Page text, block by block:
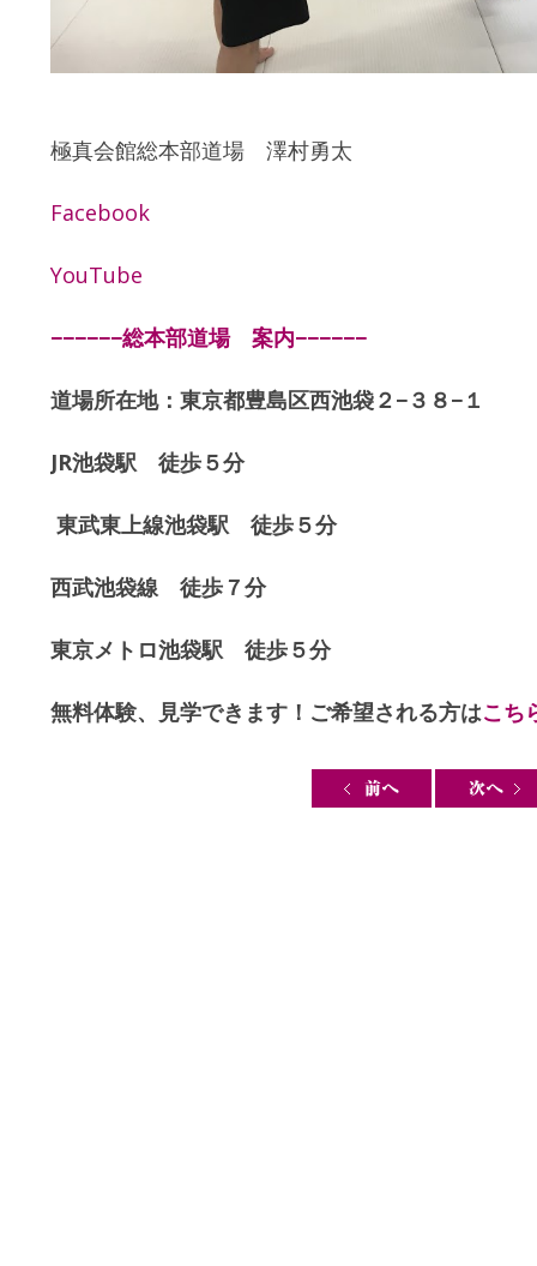
極真会館総本部道場 澤村勇太
Facebook
YouTube
−−−−−−総本部道場 案内−−−−−−
道場所在地：東京都豊島区西池袋２−３８−１
JR池袋駅 徒歩５分
東武東上線池袋駅 徒歩５分
西武池袋線 徒歩７分
東京メトロ池袋駅 徒歩５分
無料体験、見学できます！ご希望される方はこち